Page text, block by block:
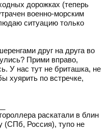
дорожках (теперь
военно-морским
ситуацию только
друг на друга во
Прими вправо,
У нас тут не бриташка, не
хуярить по встречке,
раскатали в блин
(СПб, Россия), тупо не